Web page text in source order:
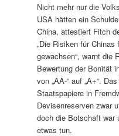
Nicht mehr nur die
USA hätten ein
China, attestiert Fitch
„Die Risiken für
gewachsen“, warnt die
Bewertung der Bonität
von „AA-“ auf „A+“.
Staatspapiere in
Devisenreserven zwar
doch die Botschaft war
etwas tun.